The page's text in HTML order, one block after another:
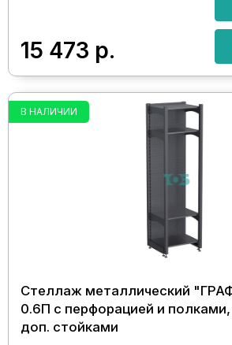
15 473 р.
В НАЛИЧИИ
Стеллаж металлический
0.6П с перфорацией и
доп. стойками